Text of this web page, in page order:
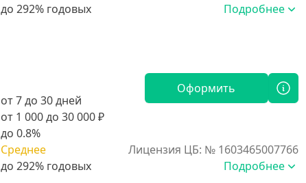
Подробнее
от 7 до 30 дней
от 1 000 до 30 000 ₽
до 0.8%
Среднее
Оформить
Лицензия ЦБ: № 1603465007766
Подробнее